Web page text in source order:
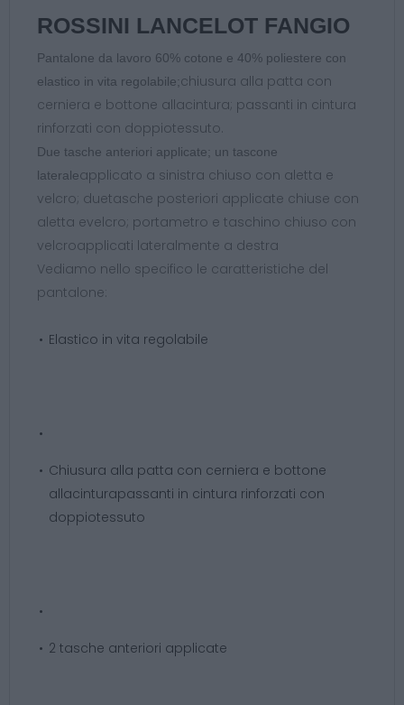
ROSSINI LANCELOT FANGIO
Pantalone da lavoro 60% cotone e 40% poliestere con
elastico in vita regolabile;chiusura alla patta con
cerniera e bottone allacintura; passanti in cintura
rinforzati con doppiotessuto.
Due tasche anteriori applicate; un tascone
lateraleapplicato a sinistra chiuso con aletta e
velcro; duetasche posteriori applicate chiuse con
aletta evelcro; portametro e taschino chiuso con
velcroapplicati lateralmente a destra
Vediamo nello specifico le caratteristiche del
pantalone:
Elastico in vita regolabile
Chiusura alla patta con cerniera e bottone
allacinturapassanti in cintura rinforzati con
doppiotessuto
2 tasche anteriori applicate